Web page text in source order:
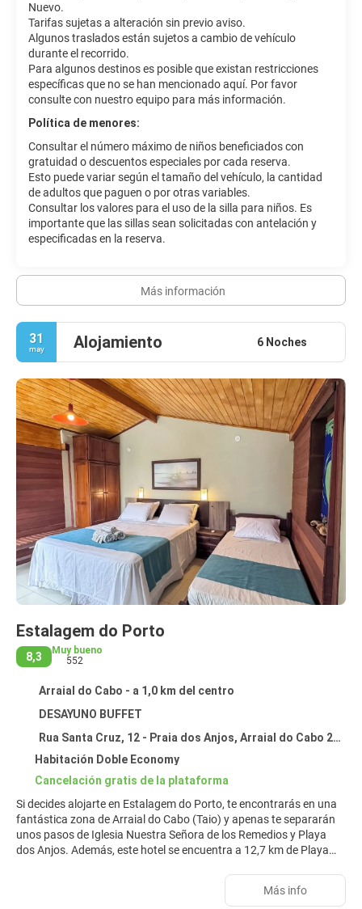
Nuevo.
Tarifas sujetas a alteración sin previo aviso.
Algunos traslados están sujetos a cambio de vehículo
durante el recorrido.
Para algunos destinos es posible que existan restricciones
específicas que no se han mencionado aquí. Por favor
consulte con nuestro equipo para más información.
Política de menores:
Consultar el número máximo de niños beneficiados con
gratuidad o descuentos especiales por cada reserva.
Esto puede variar según el tamaño del vehículo, la cantidad
de adultos que paguen o por otras variables.
Consultar los valores para el uso de la silla para niños. Es
importante que las sillas sean solicitadas con antelación y
especificadas en la reserva.
Más información
31
may Alojamiento 6 Noches
Estalagem do Porto
8,3
Muy bueno
552
Arraial do Cabo - a 1,0 km del centro
DESAYUNO BUFFET
Rua Santa Cruz, 12 - Praia dos Anjos, Arraial do Cabo 28930-000
Habitación Doble Economy
Cancelación gratis de la plataforma
Si decides alojarte en Estalagem do Porto, te encontrarás en una
fantástica zona de Arraial do Cabo (Taio) y apenas te separarán
unos pasos de Iglesia Nuestra Señora de los Remedios y Playa
dos Anjos. Además, este hotel se encuentra a 12,7 km de Playa
Con bicicletas de alquiler y muchas otras instalaciones recreativas
Más info